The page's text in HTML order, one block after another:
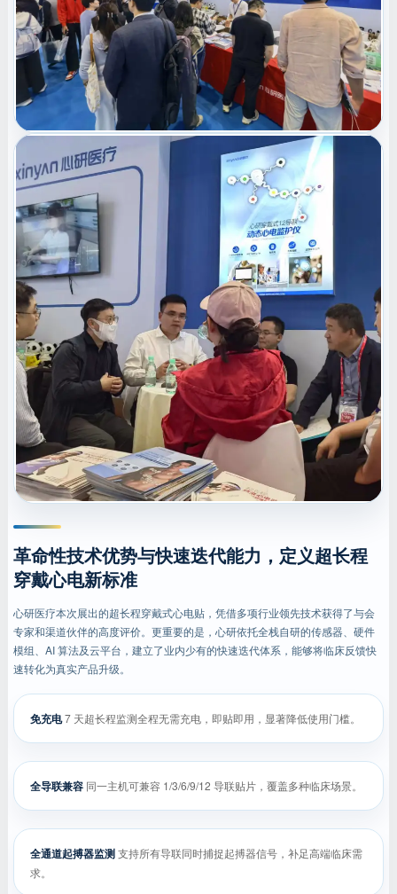
革命性技术优势与快速迭代能力，定义超长程
穿戴心电新标准
心研医疗本次展出的超长程穿戴式心电贴，凭借多项行业领先技术获得了与会
专家和渠道伙伴的高度评价。更重要的是，心研依托全栈自研的传感器、硬件
模组、AI 算法及云平台，建立了业内少有的快速迭代体系，能够将临床反馈快
速转化为真实产品升级。
免充电7 天超长程监测全程无需充电，即贴即用，显著降低使用门槛。
全导联兼容 同一主机可兼容 1/3/6/9/12 导联贴片，覆盖多种临床场景。
全通道起搏器监测支持所有导联同时捕捉起搏器信号，补足高端临床需
求。